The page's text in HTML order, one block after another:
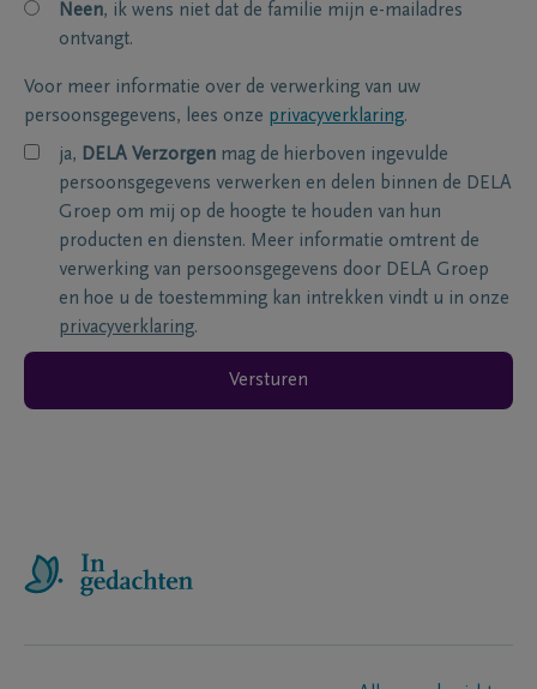
Neen, ik wens niet dat de familie mijn e-mailadres
ontvangt.
Voor meer informatie over de verwerking van uw
persoonsgegevens, lees onze privacyverklaring.
ja, DELA Verzorgen mag de hierboven ingevulde
persoonsgegevens verwerken en delen binnen de DELA
Groep om mij op de hoogte te houden van hun
producten en diensten. Meer informatie omtrent de
verwerking van persoonsgegevens door DELA Groep
en hoe u de toestemming kan intrekken vindt u in onze
privacyverklaring.
Versturen